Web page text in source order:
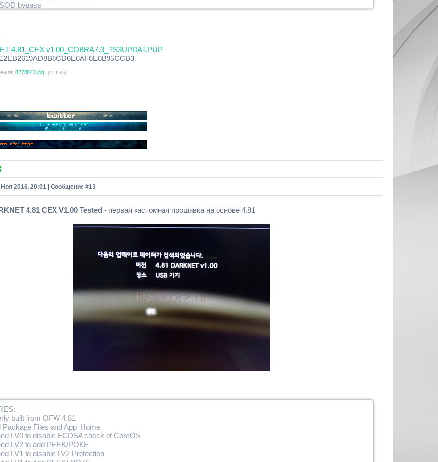
bypass
FLAG Enabled by Default if it was previously applied
Game ScreenShot patch
Cinavia Protection Fully Disabled
4.81_CEX v1.00_COBRA7.3_PS3UPDAT.PUP
8278043.jpg (21.1 Kb)
2016, 20:01 | Сообщение #13
4.81 CEX V1.00 Tested - первая кастомная прошивка на основе 4.81
built from OFW 4.81
Package Files and App_Home
LV0 to disable ECDSA check of CoreOS
LV2 to add PEEK/POKE
LV1 to disable LV2 Protection